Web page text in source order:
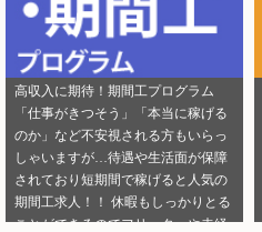
い合わせはこちら」からご連絡くだ
さい。
高収入に期待！期間工プログラム
「仕事がきつそう」「本当に稼げる
のか」など不安視される方もいらっ
しゃいますが…待遇や生活面が保障
されており短期間で稼げると人気の
期間工求人！！ 休暇もしっかりとる
ことができるのでフリーターや未経